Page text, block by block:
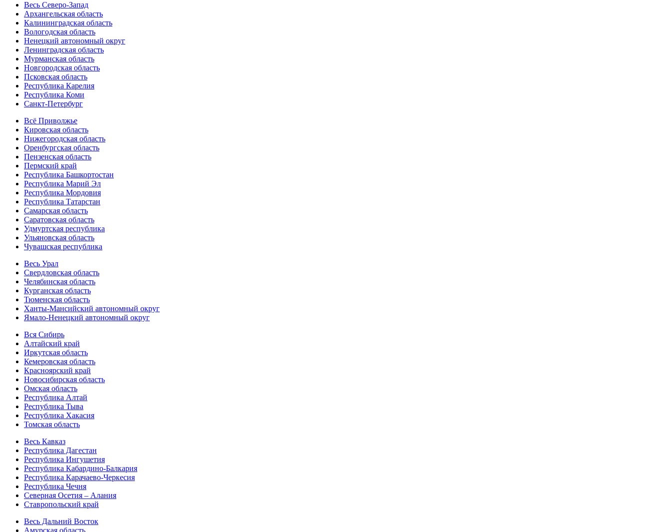
Весь Северо-Запад
Архангельская область
Калининградская область
Вологодская область
Ненецкий автономный округ
Ленинградская область
Мурманская область
Новгородская область
Псковская область
Республика Карелия
Республика Коми
Санкт-Петербург
Всё Приволжье
Кировская область
Нижегородская область
Оренбургская область
Пензенская область
Пермский край
Республика Башкортостан
Республика Марий Эл
Республика Мордовия
Республика Татарстан
Самарская область
Саратовская область
Удмуртская республика
Ульяновская область
Чувашская республика
Весь Урал
Свердловская область
Челябинская область
Курганская область
Тюменская область
Ханты-Мансийский автономный округ
Ямало-Ненецкий автономный округ
Вся Сибирь
Алтайский край
Иркутская область
Кемеровская область
Красноярский край
Новосибирская область
Омская область
Республика Алтай
Республика Тыва
Республика Хакасия
Томская область
Весь Кавказ
Республика Дагестан
Республика Ингушетия
Республика Кабардино-Балкария
Республика Карачаево-Черкесия
Республика Чечня
Северная Осетия – Алания
Ставропольский край
Весь Дальний Восток
Амурская область